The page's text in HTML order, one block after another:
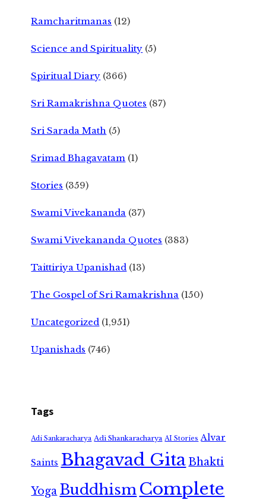
Ramcharitmanas (12)
Science and Spirituality (5)
Spiritual Diary (366)
Sri Ramakrishna Quotes (87)
Sri Sarada Math (5)
Srimad Bhagavatam (1)
Stories (359)
Swami Vivekananda (37)
Swami Vivekananda Quotes (383)
Taittiriya Upanishad (13)
The Gospel of Sri Ramakrishna (150)
Uncategorized (1,951)
Upanishads (746)
Tags
Adi Sankaracharya Adi Shankaracharya AI Stories Alvar
Saints Bhagavad GitaBhakti
Yoga Buddhism Complete